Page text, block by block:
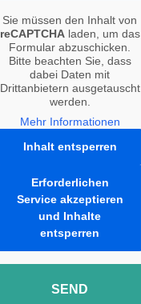
Sie müssen den Inhalt von
reCAPTCHAladen, um das
Formular abzuschicken.
Bitte beachten Sie, dass
dabei Daten mit
Drittanbietern ausgetauscht
werden.
Mehr Informationen
Inhalt entsperren
Erforderlichen
Service akzeptieren
und Inhalte
entsperren
SEND